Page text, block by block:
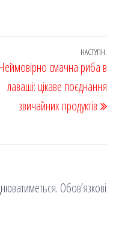
НАСТУПН.
Неймовірно смачна риба в
лаваші: цікаве поєднання
звичайних продуктів
Обов’язкові